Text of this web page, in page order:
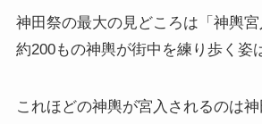
神田祭の最大の見どころは「神輿宮
約200もの神輿が街中を練り歩く姿
これほどの神輿が宮入されるのは